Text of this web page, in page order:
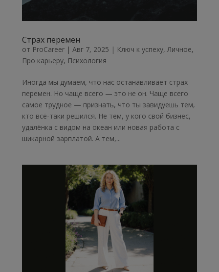
Страх перемен
от ProCareer| Авг 7, 2025 | Ключ к успеху,Личное,
Про карьеру, Психология
Иногда мы думаем, что нас останавливает страх
перемен. Но чаще всего — это не он. Чаще всего
самое трудное — признать, что ты завидуешь тем,
кто всё-таки решился. Не тем, у кого свой бизнес,
удалёнка с видом на океан или новая работа с
шикарной зарплатой. А тем,...